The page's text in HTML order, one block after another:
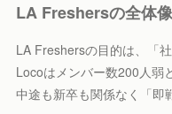
LA Freshersの全体
LA Freshersの目的は、「
Locoはメンバー数200人弱
中途も新卒も関係なく「即